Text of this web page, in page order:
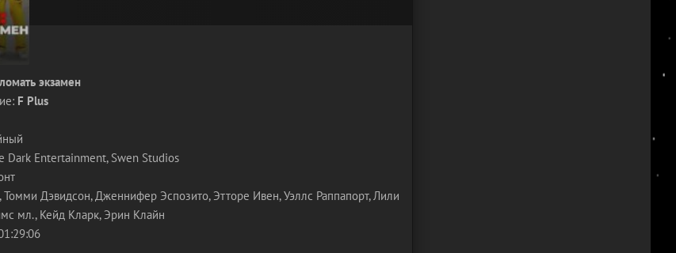
экзамен
F Plus
Entertainment, Swen Studios
Дэвидсон, Дженнифер Эспозито, Этторе Ивен, Уэллс Раппапорт, Лили
мл., Кейд Кларк, Эрин Клайн